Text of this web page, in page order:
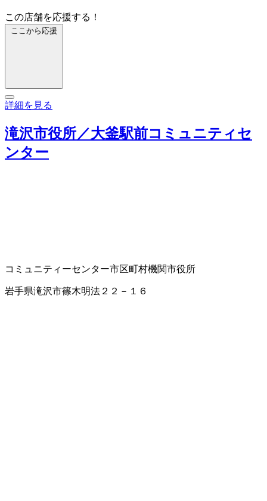
この店舗を応援する！
ここから応援
詳細を見る
滝沢市役所／大釜駅前コミュニティセ
ンター
コミュニティーセンター市区町村機関市役所
岩手県滝沢市篠木明法２２－１６